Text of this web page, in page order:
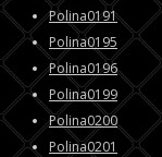
Polina0191
Polina0195
Polina0196
Polina0199
Polina0200
Polina0201